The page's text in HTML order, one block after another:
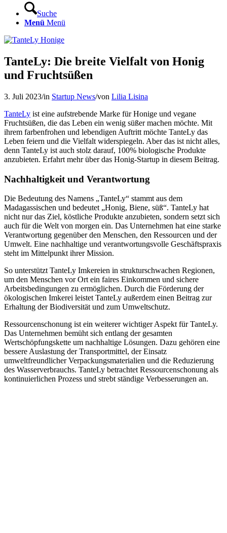
Suche
Menü Menü
TanteLy: Die breite Vielfalt von Honig
und Fruchtsüßen
3. Juli 2023/in Startup News/von Lilia Lisina
TanteLy ist eine aufstrebende Marke für Honige und vegane
Fruchtsüßen, die das Leben ein wenig süßer machen möchte. Mit
ihrem farbenfrohen und lebendigen Auftritt möchte TanteLy das
Leben feiern und die Vielfalt widerspiegeln. Aber das ist nicht alles,
denn TanteLy ist auch stolz darauf, 100% biologische Produkte
anzubieten. Erfahrt mehr über das Honig-Startup in diesem Beitrag.
Nachhaltigkeit und Verantwortung
Die Bedeutung des Namens „TanteLy“ stammt aus dem
Madagassischen und bedeutet „Honig, Biene, süß“. TanteLy hat
nicht nur das Ziel, köstliche Produkte anzubieten, sondern setzt sich
auch für die Welt von morgen ein. Das Unternehmen hat eine starke
Verantwortung gegenüber den Menschen, den Ressourcen und der
Umwelt. Eine nachhaltige und verantwortungsvolle Geschäftspraxis
steht im Mittelpunkt ihrer Mission.
So unterstützt TanteLy Imkereien in strukturschwachen Regionen,
um den Menschen vor Ort ein faires Einkommen und sichere
Arbeitsbedingungen zu ermöglichen. Durch die Förderung der
ökologischen Imkerei leistet TanteLy außerdem einen Beitrag zur
Erhaltung der Biodiversität und zum Umweltschutz.
Ressourcenschonung ist ein weiterer wichtiger Aspekt für TanteLy.
Das Unternehmen bemüht sich entlang der gesamten
Wertschöpfungskette um nachhaltige Lösungen. Dazu gehören eine
bessere Auslastung der Transportmittel, der Einsatz
umweltfreundlicher Verpackungsmaterialien und die Reduzierung
des Wasserverbrauchs. TanteLy betrachtet Ressourcenschonung als
kontinuierlichen Prozess und strebt ständige Verbesserungen an.